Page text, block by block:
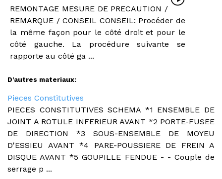
REMONTAGE MESURE DE PRECAUTION /
REMARQUE / CONSEIL CONSEIL: Procéder de
la même façon pour le côté droit et pour le
côté gauche. La procédure suivante se
rapporte au côté ga ...
D'autres materiaux:
Pieces Constitutives
PIECES CONSTITUTIVES SCHEMA *1 ENSEMBLE DE
JOINT A ROTULE INFERIEUR AVANT *2 PORTE-FUSEE
DE DIRECTION *3 SOUS-ENSEMBLE DE MOYEU
D'ESSIEU AVANT *4 PARE-POUSSIERE DE FREIN A
DISQUE AVANT *5 GOUPILLE FENDUE - - Couple de
serrage p ...